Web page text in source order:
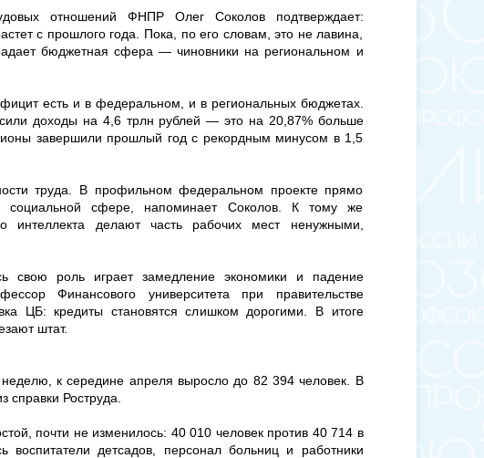
отношений ФНПР Олег Соколов подтверждает:
с прошлого года. Пока, по его словам, это не лавина,
бюджетная сфера — чиновники на региональном и
есть и в федеральном, и в региональных бюджетах.
доходы на 4,6 трлн рублей — это на 20,87% больше
завершили прошлый год с рекордным минусом в 1,5
труда. В профильном федеральном проекте прямо
социальной сфере, напоминает Соколов. К тому же
интеллекта делают часть рабочих мест ненужными,
свою роль играет замедление экономики и падение
Финансового университета при правительстве
ЦБ: кредиты становятся слишком дорогими. В итоге
штат.
к середине апреля выросло до 82 394 человек. В
справки Роструда.
почти не изменилось: 40 010 человек против 40 714 в
детсадов, персонал больниц и работники